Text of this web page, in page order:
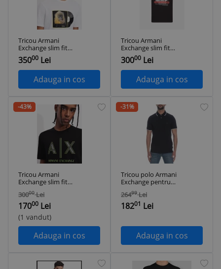
Tricou Armani
Exchange slim fit
alb
35000 Lei
Adauga in cos
Tricou Armani
Exchange slim fit
negru
30000 Lei
Adauga in cos
-43%
Tricou Armani
Exchange slim fit
negru
30000 Lei
17000 Lei
(1 vandut)
Adauga in cos
-31%
Tricou polo Armani
Exchange pentru
barbati, XL -
OUTLET
26499 Lei
18201 Lei
Adauga in cos